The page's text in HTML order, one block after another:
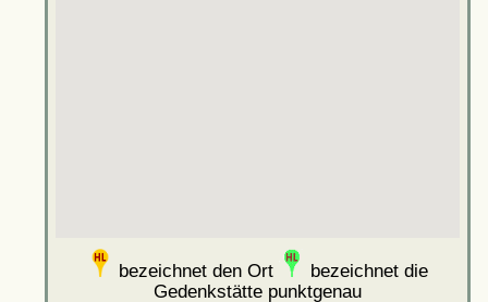
bezeichnet den Ort
bezeichnet die
Gedenkstätte punktgenau